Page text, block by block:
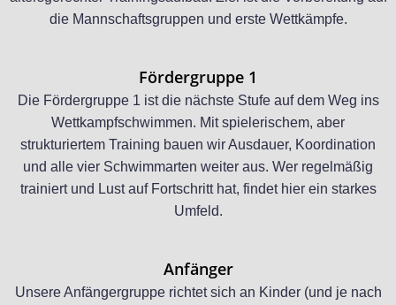
die Mannschaftsgruppen und erste Wettkämpfe.
Fördergruppe 1
Die Fördergruppe 1 ist die nächste Stufe auf dem Weg ins
Wettkampfschwimmen. Mit spielerischem, aber
strukturiertem Training bauen wir Ausdauer, Koordination
und alle vier Schwimmarten weiter aus. Wer regelmäßig
trainiert und Lust auf Fortschritt hat, findet hier ein starkes
Umfeld.
Anfänger
Unsere Anfängergruppe richtet sich an Kinder (und je nach